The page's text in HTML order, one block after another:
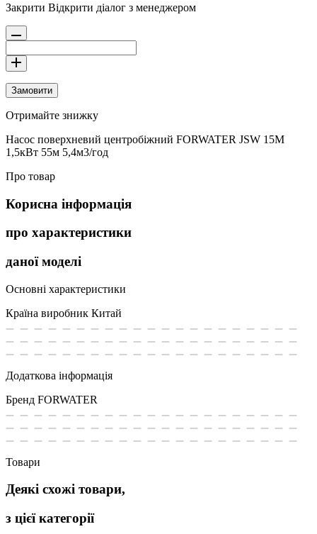
Закрити Відкрити діалог з менеджером
Замовити
Отримайте знижку
Насос поверхневий центробіжний FORWATER JSW 15M
1,5кВт 55м 5,4м3/год
Про товар
Корисна інформація
про характеристики
даної моделі
Основні характеристики
Країна виробник Китай
Додаткова інформація
Бренд FORWATER
Товари
Деякі схожі товари,
з цієї категорії